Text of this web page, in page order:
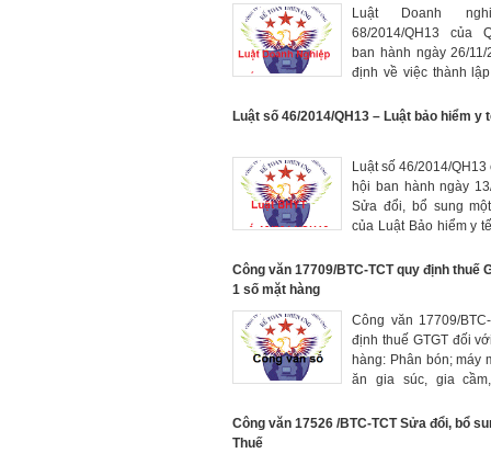
Luật Doanh
68/2014/QH13 của
ban hành ngày 26/11/
định về việc thành
của doanh nghiệp.
Luật số 46/2014/QH13 – Luật bảo hiểm y
Luật số 46/2014/QH13
hội ban hành ngày
Sửa đổi, bổ sung
của Luật Bảo hiểm y
Công văn 17709/BTC-TCT quy định thuế
1 số mặt hàng
Công văn 17709/
định thuế GTGT đối
hàng: Phân bón; máy
ăn gia súc, gia
xuất nông nghiệp
Công văn 17526 /BTC-TCT Sửa đổi, bổ
Thuế